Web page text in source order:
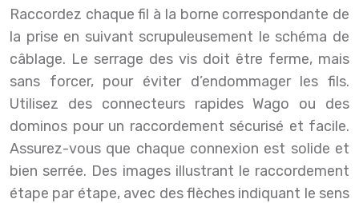
Raccordez chaque fil à la borne correspondante de
la prise en suivant scrupuleusement le schéma de
câblage. Le serrage des vis doit être ferme, mais
sans forcer, pour éviter d’endommager les fils.
Utilisez des connecteurs rapides Wago ou des
dominos pour un raccordement sécurisé et facile.
Assurez-vous que chaque connexion est solide et
bien serrée. Des images illustrant le raccordement
étape par étape, avec des flèches indiquant le sens